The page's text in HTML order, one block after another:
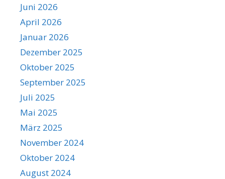
Juni 2026
April 2026
Januar 2026
Dezember 2025
Oktober 2025
September 2025
Juli 2025
Mai 2025
März 2025
November 2024
Oktober 2024
August 2024